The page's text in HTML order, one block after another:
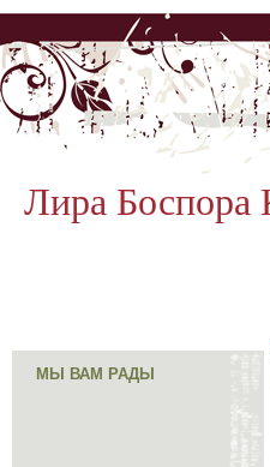
Лира Боспора
МЫ ВАМ РАДЫ